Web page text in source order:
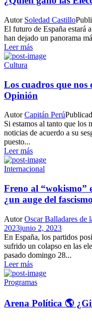
Autor Soledad Castillo
El futuro de España estará
han dejado un panorama
Leer más
Cultura
Los cuadros que
Opinión
AutorCapitán Perú
Si estamos al tanto que los
noticias de acuerdo a su
puesto...
Leer más
Internacional
Freno al “wokismo”
¿un auge del
AutorOscar Balladares de
2023junio 2, 2023
En España, los partidos
sufrido un colapso en las
pasado domingo 28...
Leer más
Programas
Arena Política 🌎